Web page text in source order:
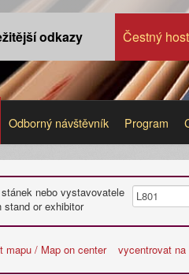
odkazy Čestný host
Odborný návštěvník Program
nebo vystavovatele
stand or exhibitor
mapu / Map on center vycentrovat